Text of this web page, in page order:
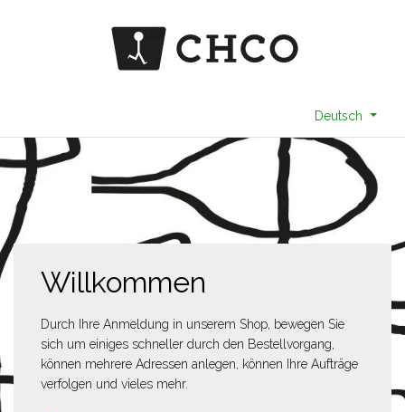
Deutsch
Willkommen
Durch Ihre Anmeldung in unserem Shop, bewegen Sie
sich um einiges schneller durch den Bestellvorgang,
können mehrere Adressen anlegen, können Ihre Aufträge
verfolgen und vieles mehr.